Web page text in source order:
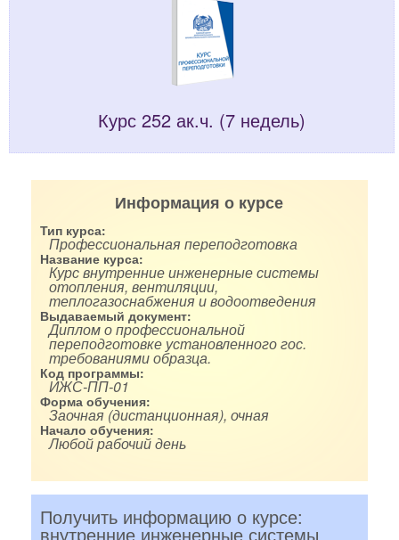
Курс 252 ак.ч. (7 недель)
Информация о курсе
Тип курса:
Профессиональная переподготовка
Название курса:
Курс внутренние инженерные системы
отопления, вентиляции,
теплогазоснабжения и водоотведения
Выдаваемый документ:
Диплом о профессиональной
переподготовке установленного гос.
требованиями образца.
Код программы:
ИЖС-ПП-01
Форма обучения:
Заочная (дистанционная), очная
Начало обучения:
Любой рабочий день
Получить информацию о курсе:
внутренние инженерные системы